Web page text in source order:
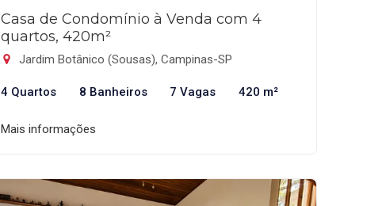
Casa de Condomínio à Venda com 4
quartos, 420m²
Jardim Botânico (Sousas), Campinas-SP
4 Quartos 8 Banheiros 7 Vagas 420 m²
Mais informações